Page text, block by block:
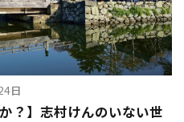
日
？】志村けんのいない世